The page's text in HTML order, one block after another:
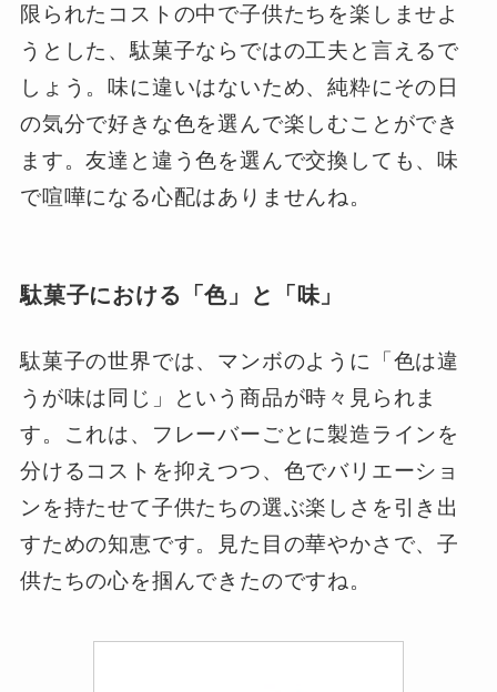
限られたコストの中で子供たちを楽しませよ
うとした、駄菓子ならではの工夫と言えるで
しょう。味に違いはないため、純粋にその日
の気分で好きな色を選んで楽しむことができ
ます。友達と違う色を選んで交換しても、味
で喧嘩になる心配はありませんね。
駄菓子における「色」と「味」
駄菓子の世界では、マンボのように「色は違
うが味は同じ」という商品が時々見られま
す。これは、フレーバーごとに製造ラインを
分けるコストを抑えつつ、色でバリエーショ
ンを持たせて子供たちの選ぶ楽しさを引き出
すための知恵です。見た目の華やかさで、子
供たちの心を掴んできたのですね。